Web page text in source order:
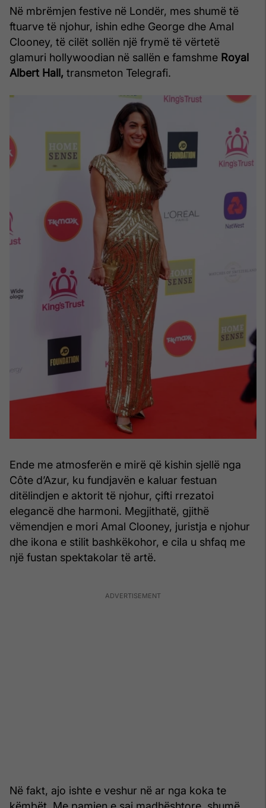
Në mbrëmjen festive në Londër, mes shumë të
ftuarve të njohur, ishin edhe George dhe Amal
Clooney, të cilët sollën një frymë të vërtetë
glamuri hollywoodian në sallën e famshme Royal
Albert Hall, transmeton Telegrafi.
Ende me atmosferën e mirë që kishin sjellë nga
Côte d’Azur, ku fundjavën e kaluar festuan
ditëlindjen e aktorit të njohur, çifti rrezatoi
elegancë dhe harmoni. Megjithatë, gjithë
vëmendjen e mori Amal Clooney, juristja e njohur
dhe ikona e stilit bashkëkohor, e cila u shfaq me
një fustan spektakolar të artë.
Në fakt, ajo ishte e veshur në ar nga koka te